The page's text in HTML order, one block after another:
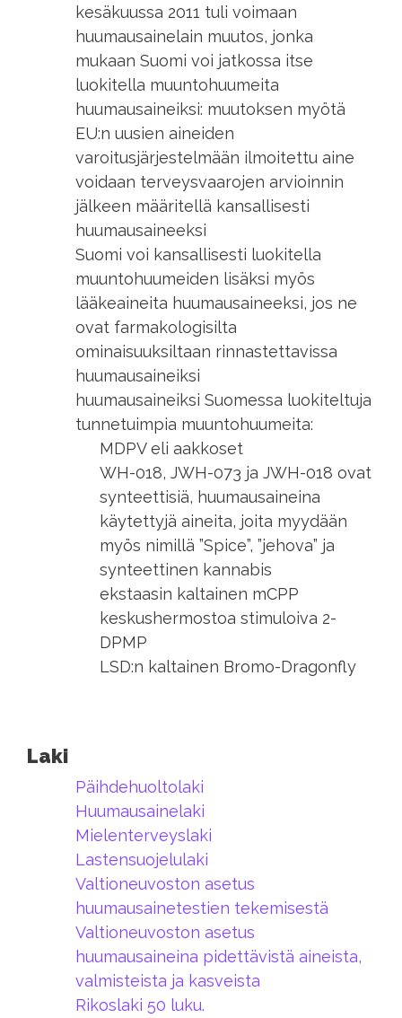
kesäkuussa 2011 tuli voimaan
huumausainelain muutos, jonka
mukaan Suomi voi jatkossa itse
luokitella muuntohuumeita
huumausaineiksi: muutoksen myötä
EU:n uusien aineiden
varoitusjärjestelmään ilmoitettu aine
voidaan terveysvaarojen arvioinnin
jälkeen määritellä kansallisesti
huumausaineeksi
Suomi voi kansallisesti luokitella
muuntohuumeiden lisäksi myös
lääkeaineita huumausaineeksi, jos ne
ovat farmakologisilta
ominaisuuksiltaan rinnastettavissa
huumausaineiksi
huumausaineiksi Suomessa luokiteltuja
tunnetuimpia muuntohuumeita:
MDPV eli aakkoset
WH-018, JWH-073 ja JWH-018 ovat
synteettisiä, huumausaineina
käytettyjä aineita, joita myydään
myös nimillä ”Spice”, ”jehova” ja
synteettinen kannabis
ekstaasin kaltainen mCPP
keskushermostoa stimuloiva 2-
DPMP
LSD:n kaltainen Bromo-Dragonfly
Laki
Päihdehuoltolaki
Huumausainelaki
Mielenterveyslaki
Lastensuojelulaki
Valtioneuvoston asetus
huumausainetestien tekemisestä
Valtioneuvoston asetus
huumausaineina pidettävistä aineista,
valmisteista ja kasveista
Rikoslaki 50 luku.